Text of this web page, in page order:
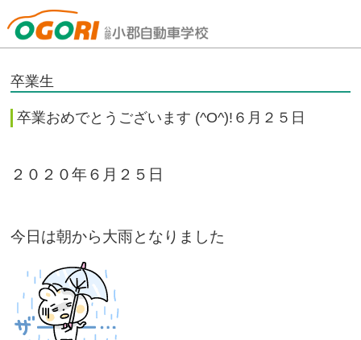
山口県小郡自動車学校
卒業生
卒業おめでとうございます (^O^)!６月２５日
２０２０年６月２５日
今日は朝から大雨となりました